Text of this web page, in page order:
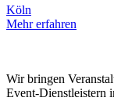
Köln
Mehr erfahren
Wir bringen
Event-Dienstleistern